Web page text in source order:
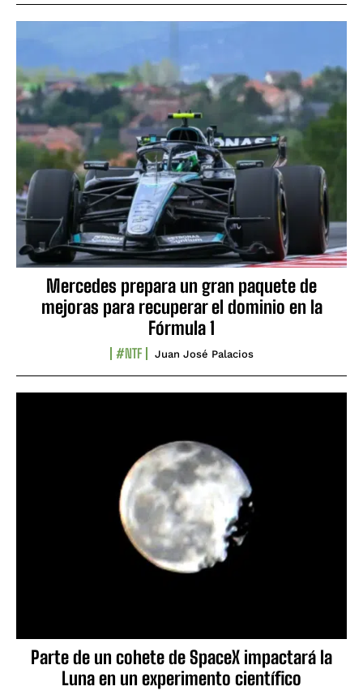
Mercedes prepara un gran paquete de
mejoras para recuperar el dominio en la
Fórmula 1
#NTF Juan José Palacios
Parte de un cohete de SpaceX impactará la
Luna en un experimento científico